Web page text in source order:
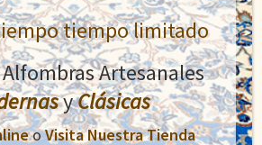
600,00€.
450,00€.
tiempo limitado
Artesanales
yClásicas
oVisita Nuestra Tienda